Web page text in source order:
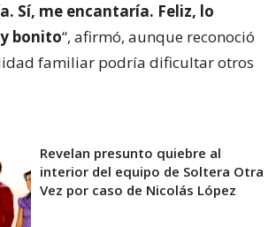
Sí, me encantaría. Feliz, lo
bonito“, afirmó, aunque reconoció
familiar podría dificultar otros
Revelan presunto quiebre al
interior del equipo de Soltera Otra
Vez por caso de Nicolás López